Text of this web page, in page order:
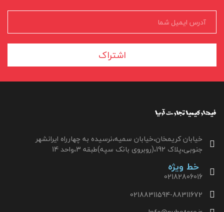
اشتراک
خیابان کریمخان،خیابان سمیه،نرسیده به چهارراه ایرانشهر
جنوبی،پلاک 192،(روبروی بانک سپه)طبقه 3،واحد 14
خط ویژه
02182806016
02188311594-88311672